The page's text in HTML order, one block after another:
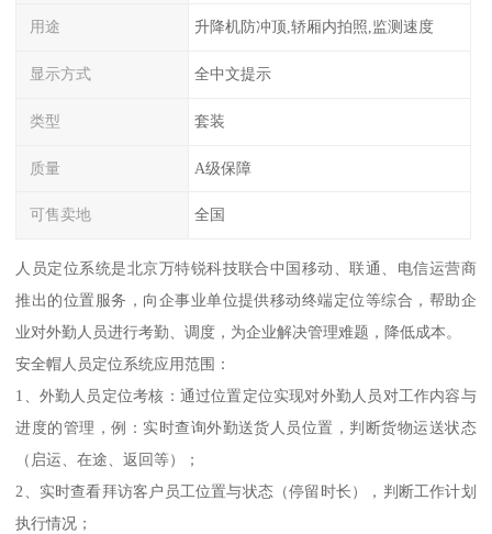
用途 升降机防冲顶,轿厢内拍照,监测速度
显示方式 全中文提示
类型 套装
质量 A级保障
可售卖地 全国
人员定位系统是北京万特锐科技联合中国移动、联通、电信运营商
推出的位置服务，向企事业单位提供移动终端定位等综合，帮助企
业对外勤人员进行考勤、调度，为企业解决管理难题，降低成本。
安全帽人员定位系统应用范围：
1、外勤人员定位考核：通过位置定位实现对外勤人员对工作内容与
进度的管理，例：实时查询外勤送货人员位置，判断货物运送状态
（启运、在途、返回等）；
2、实时查看拜访客户员工位置与状态（停留时长），判断工作计划
执行情况；